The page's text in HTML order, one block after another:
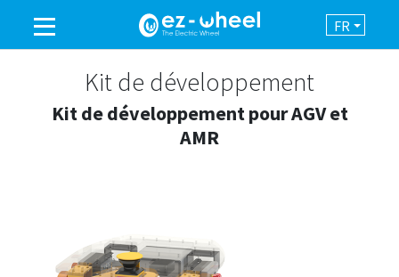
FR
UNE MARQUE DU GROUPE
AUTOMATISATION
Kit de développement
Kit de développement pour AGV et
AMR